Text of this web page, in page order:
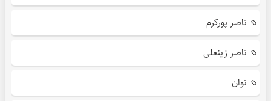
ناصر پورکرم
ناصر زینعلی
نوان